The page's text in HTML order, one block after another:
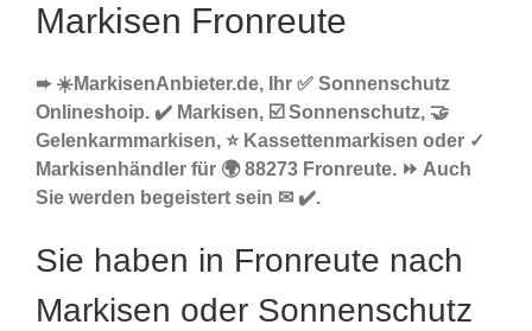
Markisen Fronreute
➨ ☀️MarkisenAnbieter.de, Ihr ✅ Sonnenschutz
Onlineshoip. ✔️ Markisen, ☑️ Sonnenschutz, 🤝
Gelenkarmmarkisen, ⭐ Kassettenmarkisen oder ✓
Markisenhändler für 🌍 88273 Fronreute. ⏩ Auch
Sie werden begeistert sein ✉ ✔️.
Sie haben in Fronreute nach
Markisen oder Sonnenschutz